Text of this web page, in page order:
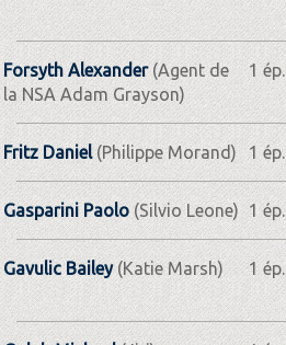
Forsyth Alexander(Agent de
la NSA Adam Grayson)
1 ép.
Fritz Daniel (Philippe Morand) 1 ép.
Gasparini Paolo(Silvio Leone) 1 ép.
Gavulic Bailey(Katie Marsh) 1 ép.